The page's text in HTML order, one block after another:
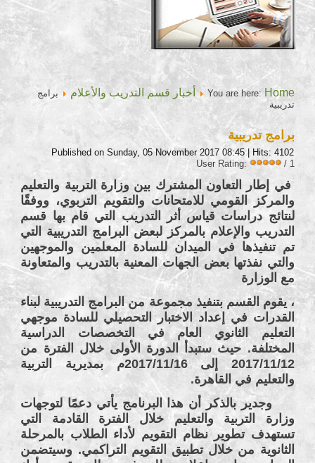
You are here: Home أخبار قسم التدريب والأعلام
برامج
تدريبية
برامج تدريبية
Published on Sunday, 05 November 2017 08:45| Hits: 4102
User Rating:
/ 1
في إطار التعاون المشترك بين وزارة التربية والتعليم
والمركز القومي للامتحانات والتقويم التربوي، ووفقًا
لنتائج دراسات قياس أثر التدريب التي قام بها قسم
التدريب والإعلام بالمركز لبعض البرامج التدريبية التي
تم تنفيذها في الميدان للسادة المعلمين والموجهين
والتي نفذتها بعض الجهات المعنية بالتدريب والمتعاونة
مع الوزارة
، يقوم القسم بتنفيذ مجموعة من البرامج التدريبية لبناء
القدرات في إعداد الاختبار التحصيلي للسادة موجهي
التعليم الثانوي العام في التخصصات الدراسية
المختلفة. حيث ستبدأ الدورة الأولى خلال الفترة من
2017/11/12 إلى 2017/11/16م بمديرية التربية
والتعليم في القاهرة.
وجدير بالذكر أن هذا البرنامج يأتي دعمًا لتوجهات
وزارة التربية والتعليم خلال الفترة القادمة التي
تستهدف تطوير نظام التقويم لأداء الطلاب بالمرحلة
الثانوية من خلال تطبيق التقويم التراكمي. وسيتضمن